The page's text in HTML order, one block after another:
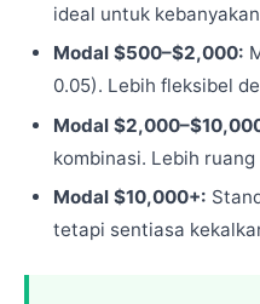
ideal untuk
Modal $500–$2,000:
0.05). Lebih fleksibel
Modal
kombinasi. Lebih
Modal $10,000+:
tetapi sentiasa